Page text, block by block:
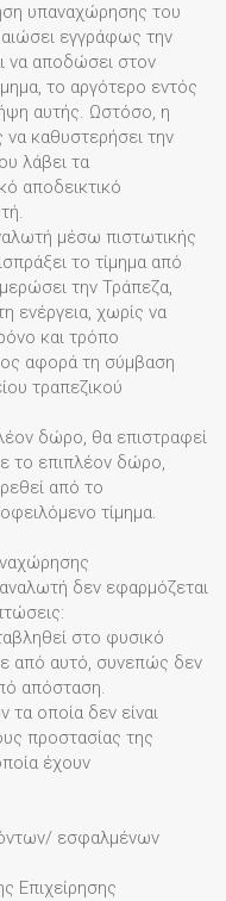
υπαναχώρησης του
εγγράφως την
να αποδώσει στον
το αργότερο εντός
αυτής. Ωστόσο, η
να καθυστερήσει την
λάβει τα
αποδεικτικό
μέσω πιστωτικής
το τίμημα από
την Τράπεζα,
ενέργεια, χωρίς να
και τρόπο
αφορά τη σύμβαση
τραπεζικού
δώρο, θα επιστραφεί
το επιπλέον δώρο,
από το
τίμημα.
δεν εφαρμόζεται
στο φυσικό
από αυτό, συνεπώς δεν
απόσταση.
οποία δεν είναι
προστασίας της
έχουν
εσφαλμένων
Επιχείρησης